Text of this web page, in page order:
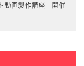
動画製作講座 開催